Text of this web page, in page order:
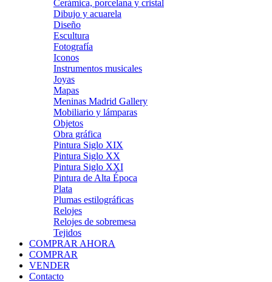
Cerámica, porcelana y cristal
Dibujo y acuarela
Diseño
Escultura
Fotografía
Iconos
Instrumentos musicales
Joyas
Mapas
Meninas Madrid Gallery
Mobiliario y lámparas
Objetos
Obra gráfica
Pintura Siglo XIX
Pintura Siglo XX
Pintura Siglo XXI
Pintura de Alta Época
Plata
Plumas estilográficas
Relojes
Relojes de sobremesa
Tejidos
COMPRAR AHORA
COMPRAR
VENDER
Contacto